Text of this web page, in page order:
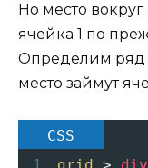
Но место вокруг
ячейка 1 по
Определим ряд
место займут
CSS